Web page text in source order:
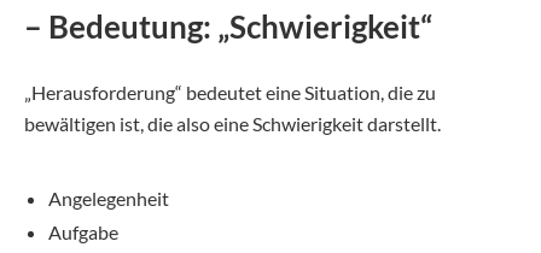
– Bedeutung: „Schwierigkeit“
„Herausforderung“ bedeutet eine Situation, die zu
bewältigen ist, die also eine Schwierigkeit darstellt.
Angelegenheit
Aufgabe